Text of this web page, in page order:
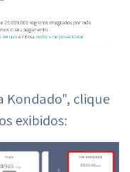
Kondado", clique
exibidos: